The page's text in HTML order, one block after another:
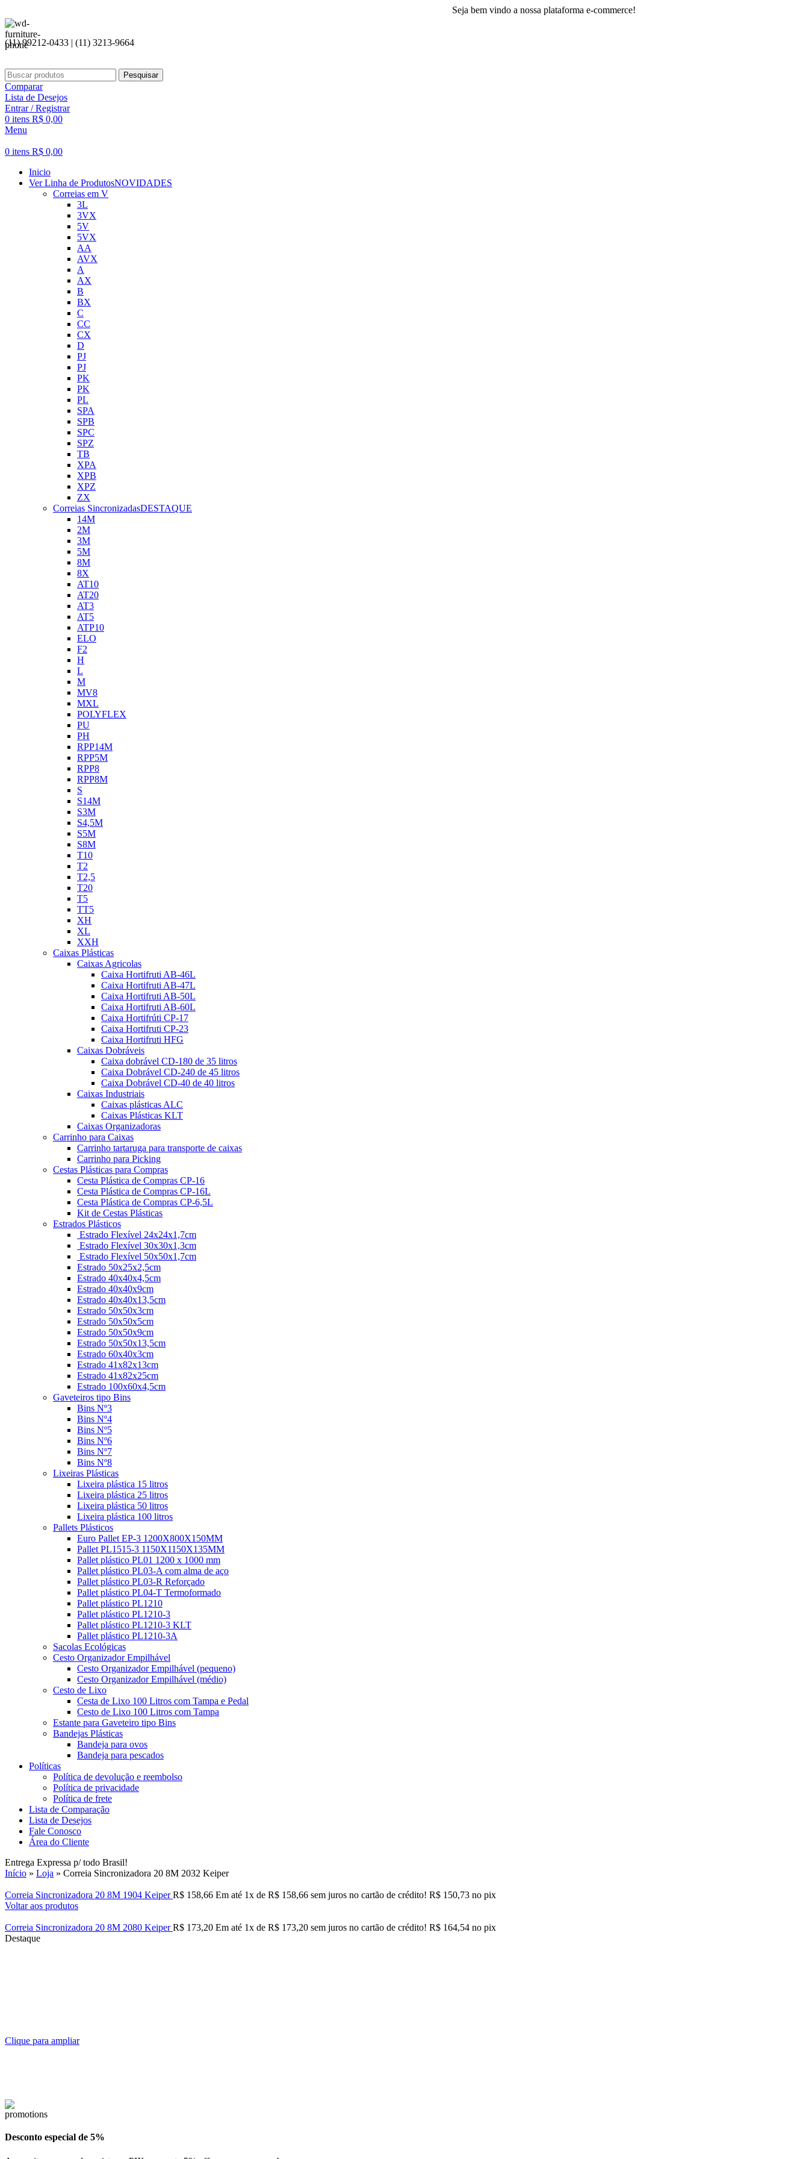
Seja bem vindo a nossa plataforma e-commerce!
(11) 99212-0433 | (11) 3213-9664
Pesquisar
Comparar
Lista de Desejos
Entrar / Registrar
0 itens R$ 0,00
Menu
0 itens R$ 0,00
Inicio
Ver Linha de ProdutosNOVIDADES
Correias em V
3L
3VX
5V
5VX
AA
AVX
A
AX
B
BX
C
CC
CX
D
PJ
PJ
PK
PK
PL
SPA
SPB
SPC
SPZ
TB
XPA
XPB
XPZ
ZX
Correias SincronizadasDESTAQUE
14M
2M
3M
5M
8M
8X
AT10
AT20
AT3
AT5
ATP10
ELO
F2
H
L
M
MV8
MXL
POLYFLEX
PU
PH
RPP14M
RPP5M
RPP8
RPP8M
S
S14M
S3M
S4,5M
S5M
S8M
T10
T2
T2,5
T20
T5
TT5
XH
XL
XXH
Caixas Plásticas
Caixas Agricolas
Caixa Hortifruti AB-46L
Caixa Hortifruti AB-47L
Caixa Hortifruti AB-50L
Caixa Hortifruti AB-60L
Caixa Hortifrúti CP-17
Caixa Hortifruti CP-23
Caixa Hortifruti HFG
Caixas Dobráveis
Caixa dobrável CD-180 de 35 litros
Caixa Dobrável CD-240 de 45 litros
Caixa Dobrável CD-40 de 40 litros
Caixas Industriais
Caixas plásticas ALC
Caixas Plásticas KLT
Caixas Organizadoras
Carrinho para Caixas
Carrinho tartaruga para transporte de caixas
Carrinho para Picking
Cestas Plásticas para Compras
Cesta Plástica de Compras CP-16
Cesta Plástica de Compras CP-16L
Cesta Plástica de Compras CP-6,5L
Kit de Cestas Plásticas
Estrados Plásticos
Estrado Flexível 24x24x1,7cm
Estrado Flexível 30x30x1,3cm
Estrado Flexível 50x50x1,7cm
Estrado 50x25x2,5cm
Estrado 40x40x4,5cm
Estrado 40x40x9cm
Estrado 40x40x13,5cm
Estrado 50x50x3cm
Estrado 50x50x5cm
Estrado 50x50x9cm
Estrado 50x50x13,5cm
Estrado 60x40x3cm
Estrado 41x82x13cm
Estrado 41x82x25cm
Estrado 100x60x4,5cm
Gaveteiros tipo Bins
Bins Nº3
Bins Nº4
Bins Nº5
Bins Nº6
Bins Nº7
Bins Nº8
Lixeiras Plásticas
Lixeira plástica 15 litros
Lixeira plástica 25 litros
Lixeira plástica 50 litros
Lixeira plástica 100 litros
Pallets Plásticos
Euro Pallet EP-3 1200X800X150MM
Pallet PL1515-3 1150X1150X135MM
Pallet plástico PL01 1200 x 1000 mm
Pallet plástico PL03-A com alma de aço
Pallet plástico PL03-R Reforçado
Pallet plástico PL04-T Termoformado
Pallet plástico PL1210
Pallet plástico PL1210-3
Pallet plástico PL1210-3 KLT
Pallet plástico PL1210-3A
Sacolas Ecológicas
Cesto Organizador Empilhável
Cesto Organizador Empilhável (pequeno)
Cesto Organizador Empilhável (médio)
Cesto de Lixo
Cesta de Lixo 100 Litros com Tampa e Pedal
Cesto de Lixo 100 Litros com Tampa
Estante para Gaveteiro tipo Bins
Bandejas Plásticas
Bandeja para ovos
Bandeja para pescados
Políticas
Política de devolução e reembolso
Política de privacidade
Política de frete
Lista de Comparação
Lista de Desejos
Fale Conosco
Área do Cliente
Entrega Expressa p/ todo Brasil!
Início » Loja » Correia Sincronizadora 20 8M 2032 Keiper
Correia Sincronizadora 20 8M 1904 KeiperR$ 158,66 Em até 1x de R$ 158,66 sem juros no cartão de crédito! R$ 150,73 no pix
Voltar aos produtos
Correia Sincronizadora 20 8M 2080 KeiperR$ 173,20 Em até 1x de R$ 173,20 sem juros no cartão de crédito! R$ 164,54 no pix
Destaque
Clique para ampliar
Desconto especial de 5%